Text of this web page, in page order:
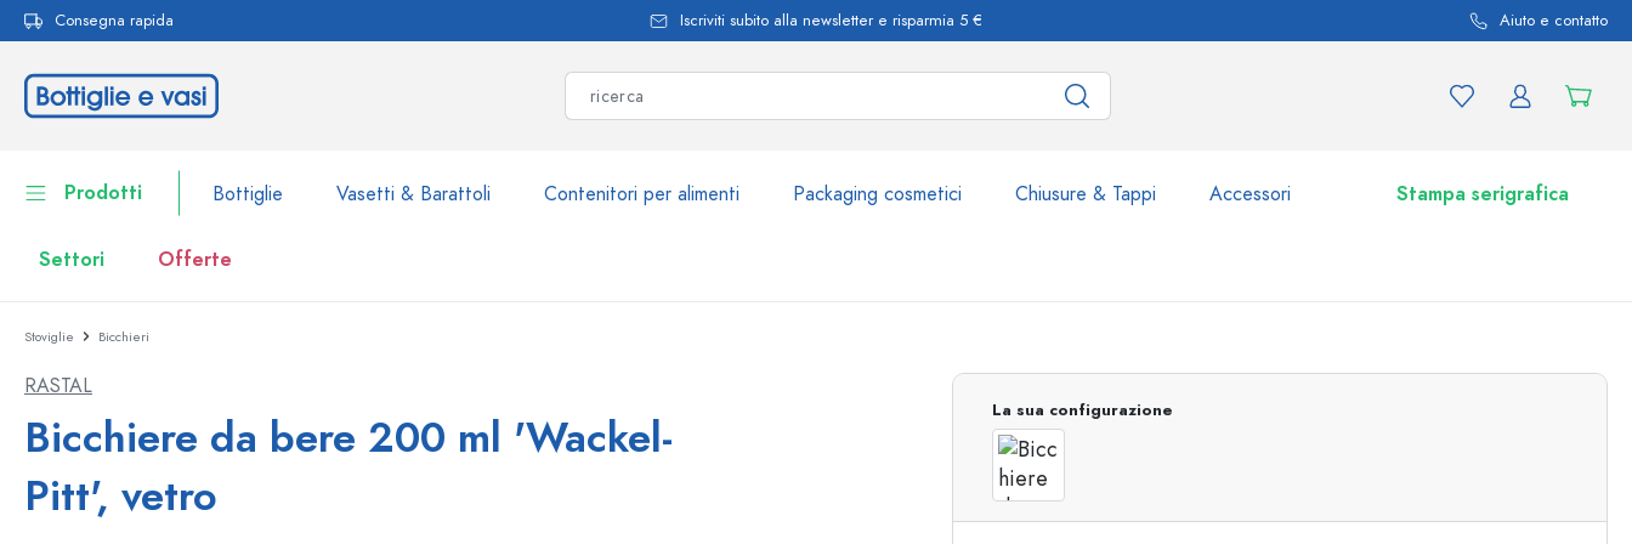
Passa alla navigazione principale
Consegna rapida Iscriviti subito alla newsletter e risparmia 5 € Aiuto e contatto
Prodotti Bottiglie Vasetti & Barattoli Contenitori per alimenti Packaging cosmetici Chiusure & Tappi Accessori Stampa serigrafica
Settori Offerte
Bottiglie
Contenitori per alimenti
Stoviglie
Bottiglie WECK
Bottiglie Estal
Vasetti e Barattoli
Stoviglie Bicchieri
RASTAL
Bicchiere da bere 200 ml 'Wackel-
Pitt', vetro
La sua configurazione